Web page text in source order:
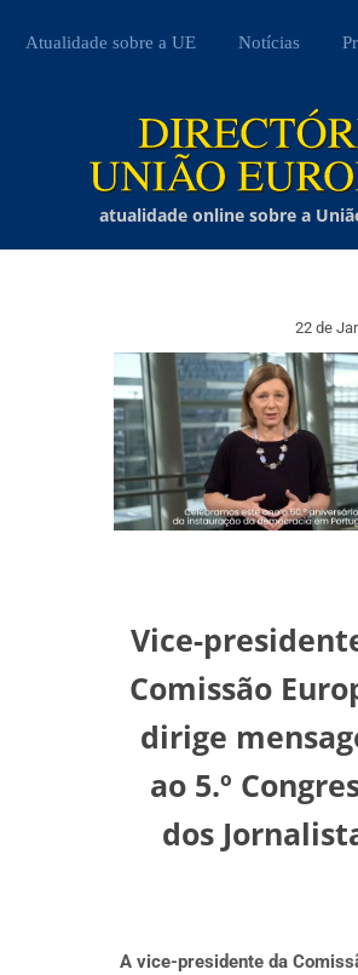
Atualidade sobre a UE Notícias
atualidade online sobre a
22 de
Vice-
Comissão
dirige
ao 5.º
dos
A vice-presidente da